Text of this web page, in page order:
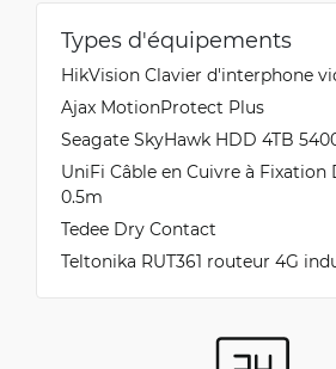
Types d'équipements
HikVision Clavier d'interphone
Ajax MotionProtect Plus
Seagate SkyHawk HDD 4TB
UniFi Câble en Cuivre à Fixation
0.5m
Tedee Dry Contact
Teltonika RUT361 routeur 4G